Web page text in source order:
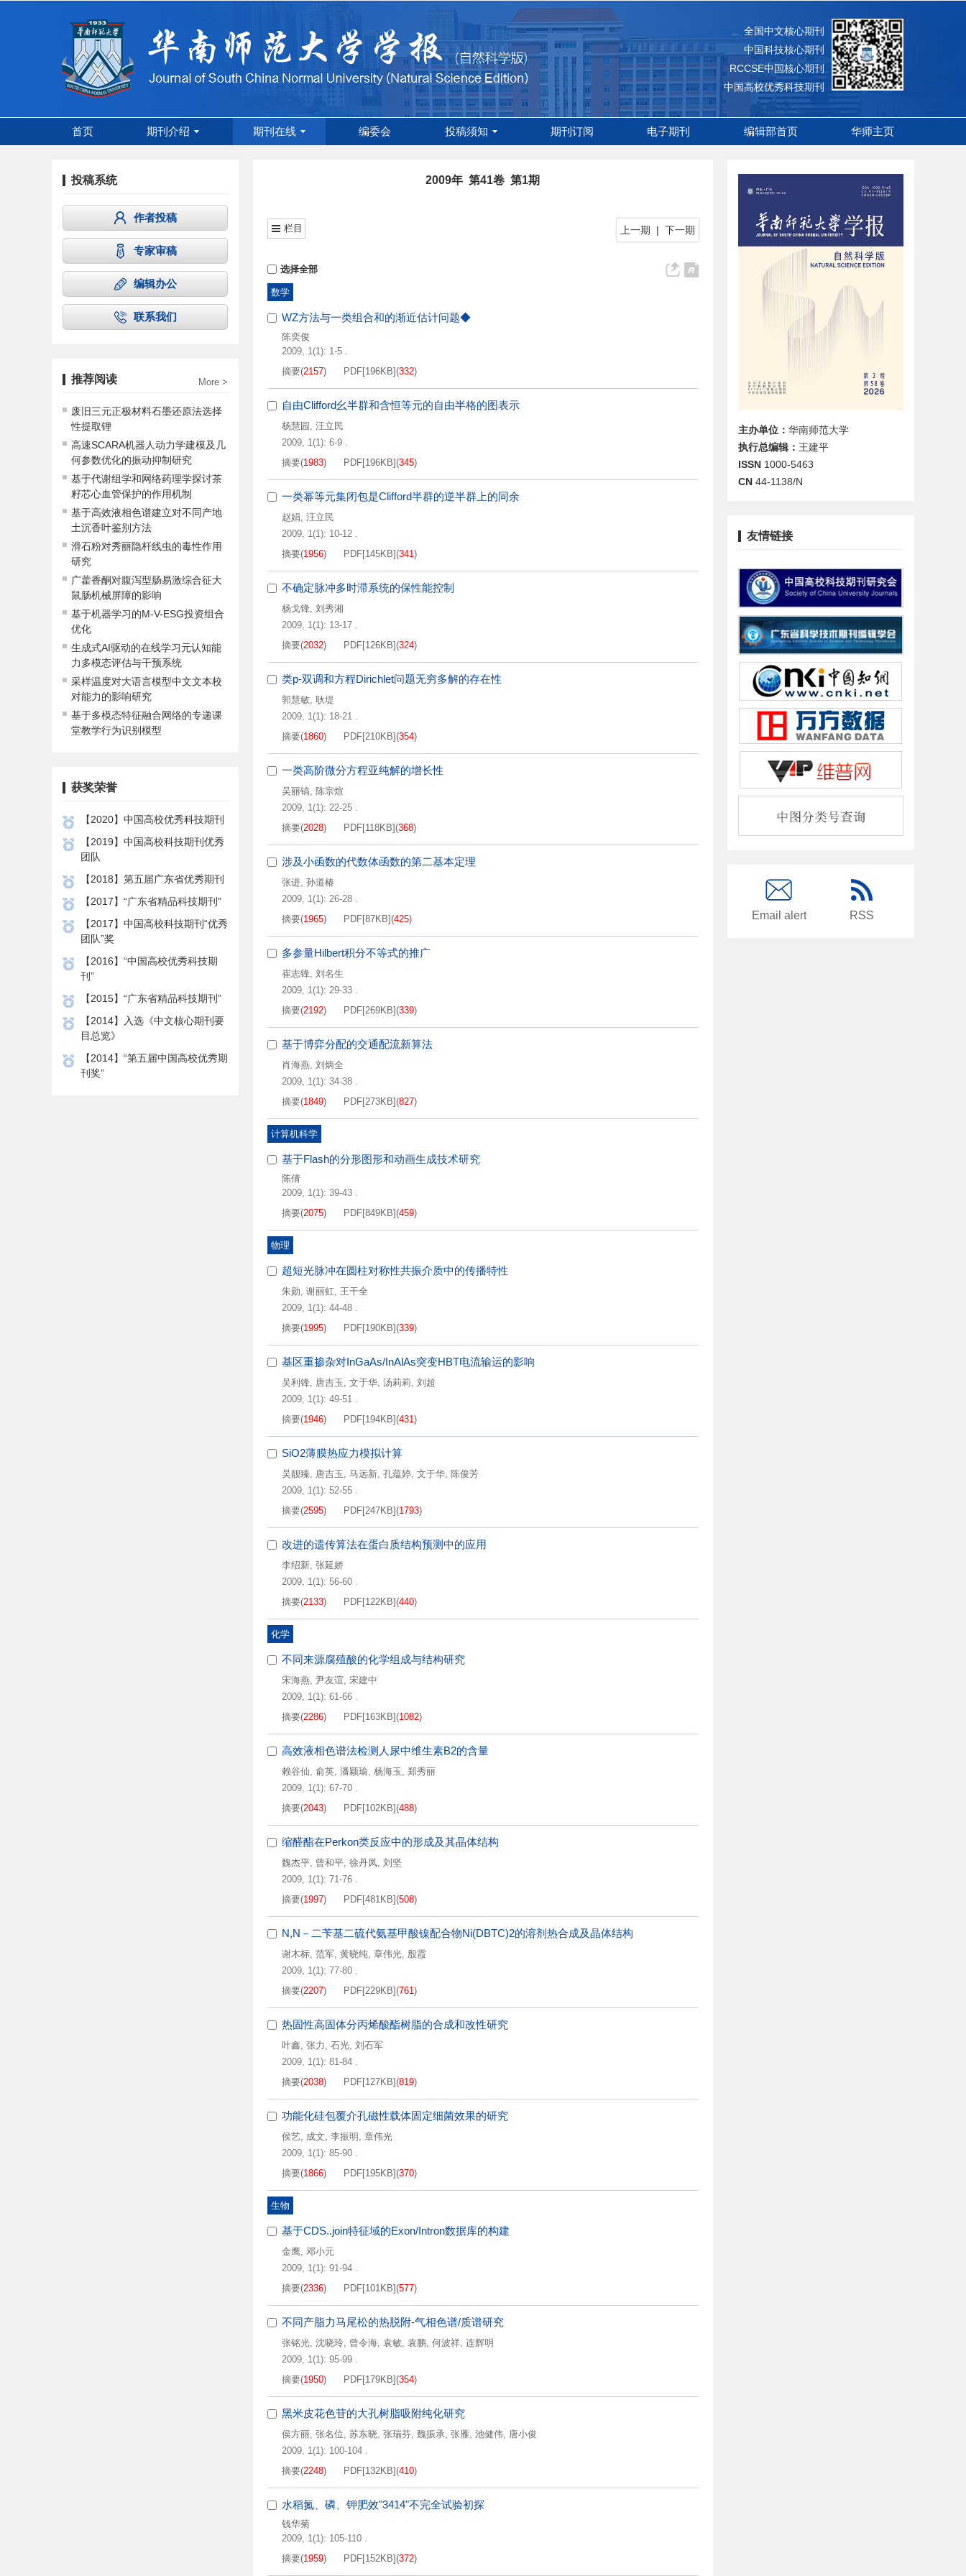
全国中文核心期刊
中国科技核心期刊
RCCSE中国核心期刊
中国高校优秀科技期刊
首页 期刊介绍 期刊在线 编委会 投稿须知 期刊订阅 电子期刊 编辑部首页 华师主页
投稿系统
作者投稿
专家审稿
编辑办公
联系我们
推荐阅读 More >
废旧三元正极材料石墨还原法选择
性提取锂
高速SCARA机器人动力学建模及几
何参数优化的振动抑制研究
基于代谢组学和网络药理学探讨茶
籽芯心血管保护的作用机制
基于高效液相色谱建立对不同产地
土沉香叶鉴别方法
滑石粉对秀丽隐杆线虫的毒性作用
研究
广藿香酮对腹泻型肠易激综合征大
鼠肠机械屏障的影响
基于机器学习的M-V-ESG投资组合
优化
生成式AI驱动的在线学习元认知能
力多模态评估与干预系统
采样温度对大语言模型中文文本校
对能力的影响研究
基于多模态特征融合网络的专递课
堂教学行为识别模型
获奖荣誉
【2020】中国高校优秀科技期刊
【2019】中国高校科技期刊优秀
团队
【2018】第五届广东省优秀期刊
【2017】“广东省精品科技期刊”
【2017】中国高校科技期刊“优秀
团队”奖
【2016】“中国高校优秀科技期
刊”
【2015】“广东省精品科技期刊”
【2014】入选《中文核心期刊要
目总览》
【2014】“第五届中国高校优秀期
刊奖”
2009年 第41卷 第1期
上一期 | 下一期
栏目
选择全部
数学
WZ方法与一类组合和的渐近估计问题◆
陈奕俊
2009, 1(1): 1-5 .
摘要(2157) PDF[196KB](332)
自由Clifford幺半群和含恒等元的自由半格的图表示
杨慧园 , 汪立民
2009, 1(1): 6-9 .
摘要(1983) PDF[196KB](345)
一类幂等元集闭包是Clifford半群的逆半群上的同余
赵娟, 汪立民
2009, 1(1): 10-12 .
摘要(1956) PDF[145KB](341)
不确定脉冲多时滞系统的保性能控制
杨戈锋, 刘秀湘
2009, 1(1): 13-17 .
摘要(2032) PDF[126KB](324)
类p-双调和方程Dirichlet问题无穷多解的存在性
郭慧敏, 耿堤
2009, 1(1): 18-21 .
摘要(1860) PDF[210KB](354)
一类高阶微分方程亚纯解的增长性
吴丽镐, 陈宗煊
2009, 1(1): 22-25 .
摘要(2028) PDF[118KB](368)
涉及小函数的代数体函数的第二基本定理
张进, 孙道椿
2009, 1(1): 26-28 .
摘要(1965) PDF[87KB](425)
多参量Hilbert积分不等式的推广
崔志锋, 刘名生
2009, 1(1): 29-33 .
摘要(2192) PDF[269KB](339)
基于博弈分配的交通配流新算法
肖海燕, 刘炳全
2009, 1(1): 34-38 .
摘要(1849) PDF[273KB](827)
计算机科学
基于Flash的分形图形和动画生成技术研究
陈倩
2009, 1(1): 39-43 .
摘要(2075) PDF[849KB](459)
物理
超短光脉冲在圆柱对称性共振介质中的传播特性
朱勋, 谢丽虹, 王干全
2009, 1(1): 44-48 .
摘要(1995) PDF[190KB](339)
基区重掺杂对InGaAs/InAlAs突变HBT电流输运的影响
吴利锋, 唐吉玉, 文于华, 汤莉莉, 刘超
2009, 1(1): 49-51 .
摘要(1946) PDF[194KB](431)
SiO2薄膜热应力模拟计算
吴靓臻, 唐吉玉, 马远新, 孔蕴婷, 文于华, 陈俊芳
2009, 1(1): 52-55 .
摘要(2595) PDF[247KB](1793)
改进的遗传算法在蛋白质结构预测中的应用
李绍新, 张延娇
2009, 1(1): 56-60 .
摘要(2133) PDF[122KB](440)
化学
不同来源腐殖酸的化学组成与结构研究
宋海燕, 尹友谊, 宋建中
2009, 1(1): 61-66 .
摘要(2286) PDF[163KB](1082)
高效液相色谱法检测人尿中维生素B2的含量
赖谷仙, 俞英, 潘颖瑜, 杨海玉, 郑秀丽
2009, 1(1): 67-70 .
摘要(2043) PDF[102KB](488)
缩醛酯在Perkon类反应中的形成及其晶体结构
魏杰平, 曾和平, 徐丹凤, 刘坚
2009, 1(1): 71-76 .
摘要(1997) PDF[481KB](508)
N,N－二苄基二硫代氨基甲酸镍配合物Ni(DBTC)2的溶剂热合成及晶体结构
谢木标, 范军, 黄晓纯, 章伟光, 殷霞
2009, 1(1): 77-80 .
摘要(2207) PDF[229KB](761)
热固性高固体分丙烯酸酯树脂的合成和改性研究
叶鑫, 张力 , 石光, 刘石军
2009, 1(1): 81-84 .
摘要(2038) PDF[127KB](819)
功能化硅包覆介孔磁性载体固定细菌效果的研究
侯艺, 成文, 李振明 , 章伟光
2009, 1(1): 85-90 .
摘要(1866) PDF[195KB](370)
生物
基于CDS..join特征域的Exon/Intron数据库的构建
金鹰, 邓小元
2009, 1(1): 91-94 .
摘要(2336) PDF[101KB](577)
不同产脂力马尾松的热脱附-气相色谱/质谱研究
张铭光, 沈晓玲, 曾令海, 袁敏, 袁鹏, 何波祥, 连辉明
2009, 1(1): 95-99 .
摘要(1950) PDF[179KB](354)
黑米皮花色苷的大孔树脂吸附纯化研究
侯方丽, 张名位, 苏东晓, 张瑞芬, 魏振承, 张雁, 池健伟, 唐小俊
2009, 1(1): 100-104 .
摘要(2248) PDF[132KB](410)
水稻氮、磷、钾肥效"3414"不完全试验初探
钱华菊
2009, 1(1): 105-110 .
摘要(1959) PDF[152KB](372)
主办单位： 华南师范大学
执行总编辑： 王建平
ISSN1000-5463
CN44-1138/N
友情链接
Email alert RSS